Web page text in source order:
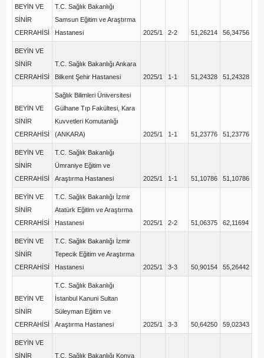
BEYİN VE
SİNİR
CERRAHİSİ
T.C. Sağlık Bakanlığı
Samsun Eğitim ve Araştırma
Hastanesi
2025/1 2-2 51,26214 56,34756
BEYİN VE
SİNİR
CERRAHİSİ
T.C. Sağlık Bakanlığı Ankara
Bilkent Şehir Hastanesi
2025/1 1-1 51,24328 51,24328
BEYİN VE
SİNİR
CERRAHİSİ
Sağlık Bilimleri Üniversitesi
Gülhane Tıp Fakültesi, Kara
Kuvvetleri Komutanlığı
(ANKARA)
2025/1 1-1 51,23776 51,23776
BEYİN VE
SİNİR
CERRAHİSİ
T.C. Sağlık Bakanlığı
Ümraniye Eğitim ve
Araştırma Hastanesi
2025/1 1-1 51,10786 51,10786
BEYİN VE
SİNİR
CERRAHİSİ
T.C. Sağlık Bakanlığı İzmir
Atatürk Eğitim ve Araştırma
Hastanesi
2025/1 2-2 51,06375 62,11694
BEYİN VE
SİNİR
CERRAHİSİ
T.C. Sağlık Bakanlığı İzmir
Tepecik Eğitim ve Araştırma
Hastanesi
2025/1 3-3 50,90154 55,26442
BEYİN VE
SİNİR
CERRAHİSİ
T.C. Sağlık Bakanlığı
İstanbul Kanuni Sultan
Süleyman Eğitim ve
Araştırma Hastanesi
2025/1 3-3 50,64250 59,02343
BEYİN VE
SİNİR
T.C. Sağlık Bakanlığı Konya